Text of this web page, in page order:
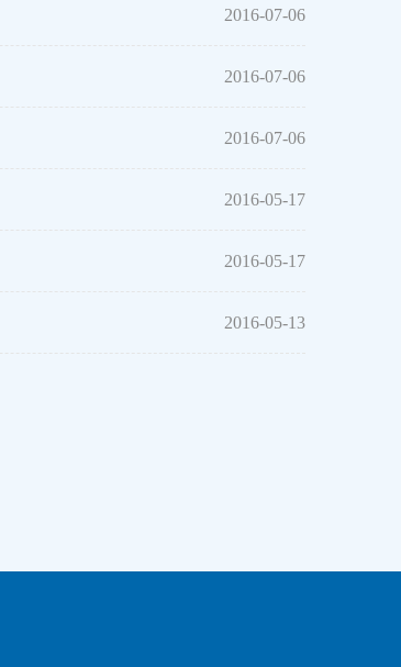
2016-07-06
2016-07-06
2016-07-06
2016-05-17
2016-05-17
2016-05-13